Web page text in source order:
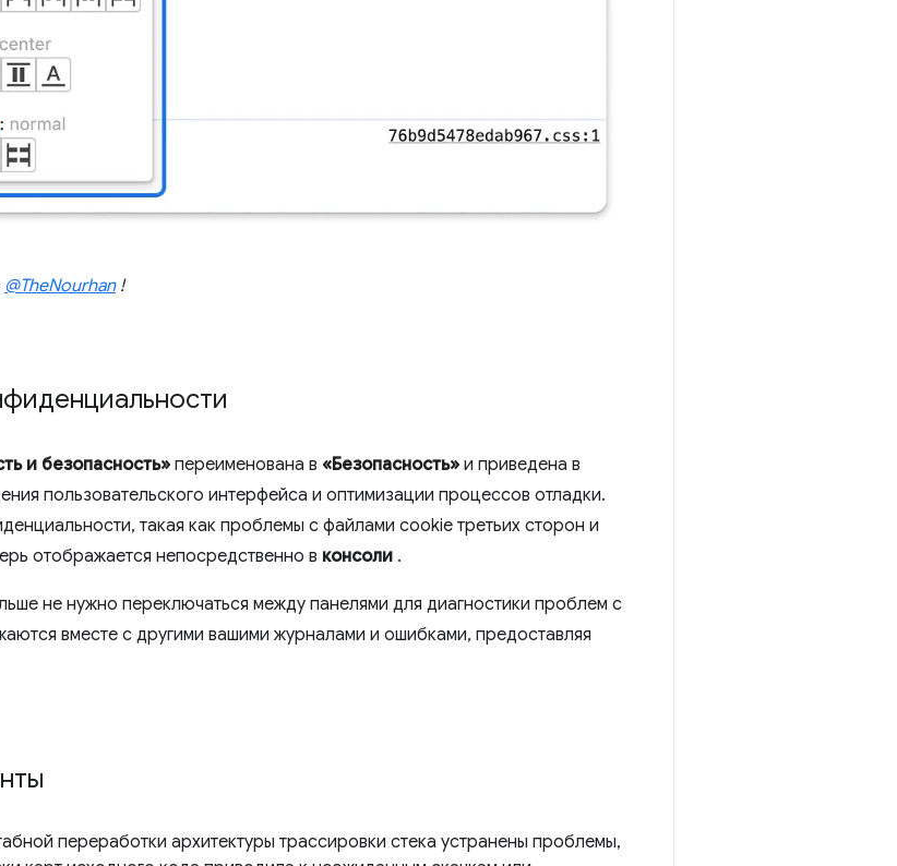
@TheNourhan!
и безопасность»переименована в «Безопасность» и приведена в
пользовательского интерфейса и оптимизации процессов отладки.
такая как проблемы с файлами cookie третьих сторон и
отображается непосредственно в консоли .
не нужно переключаться между панелями для диагностики проблем с
вместе с другими вашими журналами и ошибками, предоставляя
переработки архитектуры трассировки стека устранены проблемы,